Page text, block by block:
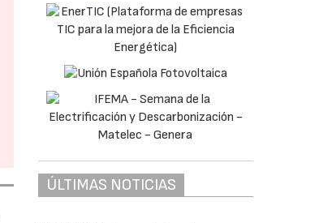
ÚLTIMAS NOTICIAS